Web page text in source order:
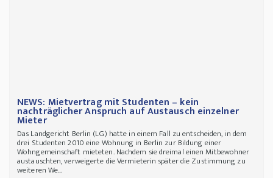
NEWS: Mietvertrag mit Studenten – kein
nachträglicher Anspruch auf Austausch einzelner
Mieter
Das Landgericht Berlin (LG) hatte in einem Fall zu entscheiden, in dem
drei Studenten 2010 eine Wohnung in Berlin zur Bildung einer
Wohngemeinschaft mieteten. Nachdem sie dreimal einen Mitbewohner
austauschten, verweigerte die Vermieterin später die Zustimmung zu
weiteren We...